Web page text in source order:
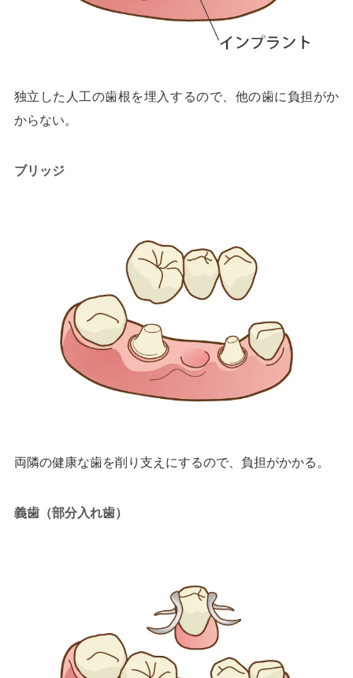
独立した人工の歯根を埋入するので、他の歯に負担がか
からない。
ブリッジ
両隣の健康な歯を削り支えにするので、負担がかかる。
義歯（部分入れ歯）